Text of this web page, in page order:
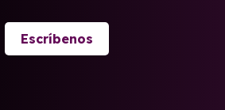
Escríbenos